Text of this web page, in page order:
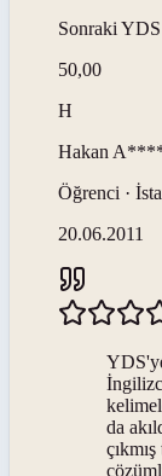
Sonraki
50,00
H
Hakan
Öğrenci ·
20.06.2011
da